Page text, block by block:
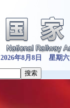
2026年8月8日 星期六